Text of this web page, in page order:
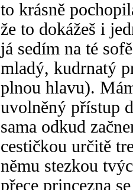
to krásně
že to dokážeš i
já sedím na té
mladý, kudrnatý
plnou hlavu).
uvolněný přístup
sama odkud
cestičkou určitě
němu stezkou
přece princezna